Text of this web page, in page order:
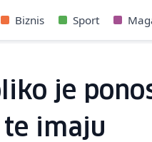
Biznis Sport
je
imaju